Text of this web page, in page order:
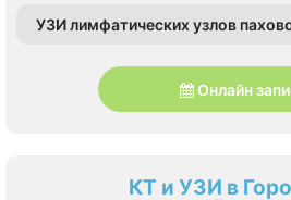
УЗИ лимфатических узлов
Онлайн
КТ и УЗИ в